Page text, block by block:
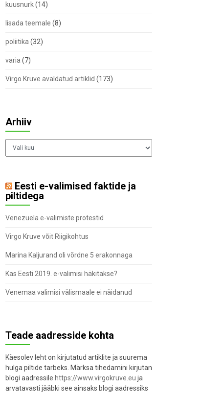
kuusnurk(14)
lisada teemale (8)
poliitika (32)
varia (7)
Virgo Kruve avaldatud artiklid (173)
Arhiiv
Arhiiv
Eesti e-valimised faktide ja
piltidega
Venezuela e-valimiste protestid
Virgo Kruve võit Riigikohtus
Marina Kaljurand oli võrdne 5 erakonnaga
Kas Eesti 2019. e-valimisi häkitakse?
Venemaa valimisi välismaale ei näidanud
Teade aadresside kohta
Käesolev leht on kirjutatud artiklite ja suurema
hulga piltide tarbeks. Märksa tihedamini kirjutan
blogi aadressile https://www.virgokruve.eu ja
arvatavasti jääbki see ainsaks blogi aadressiks